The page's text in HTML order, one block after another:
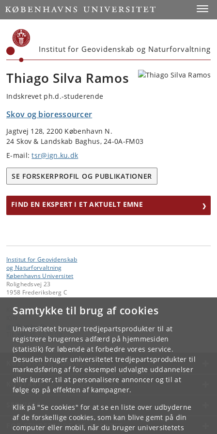
Samtykke til brug af cookies
Universitetet bruger tredjepartsprodukter til at
registrere brugernes adfærd på hjemmesiden
(statistik) for løbende at forbedre vores service.
Desuden bruger universitetet tredjepartsprodukter til
markedsføring af for eksempel udvalgte uddannelser
eller kurser, til at personalisere annoncer og til at
følge op på effekten af kampagner.
Klik på "Se cookies" for at se en liste over udbyderne
af de forskellige cookies, som kan blive gemt på din
computer eller mobil, når du bruger universitetets
Start
Institut for Geovidenskab og Naturforvaltning
Thiago Silva Ramos
Indskrevet ph.d.-studerende
Skov og bioressourcer
Jagtvej 128, 2200 København N.
24 Skov & Landskab Baghus, 24-0A-FM03
E-mail:tsr@ign.ku.dk
SE FORSKERPROFIL OG PUBLIKATIONER
FIND EN EKSPERT I ET AKTUELT EMNE
Institut for Geovidenskab
og Naturforvaltning
Københavns Universitet
Rolighedsvej 23
1958 Frederiksberg C
Kontakt:
ign @ign. ku.dk
KØBENHAVNS UNIVERSITET
KONTAKT
SERVICES
FOR STUDERENDE OG ANSATTE